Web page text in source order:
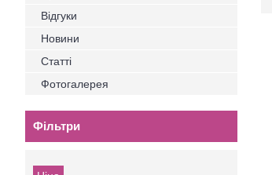
Відгуки
Новини
Статті
Фотогалерея
Фільтри